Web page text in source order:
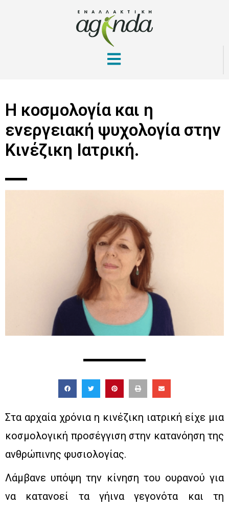
Η κοσμολογία και η
ενεργειακή ψυχολογία στην
Κινέζικη Ιατρική.
Στα αρχαία χρόνια η κινέζικη ιατρική είχε μια
κοσμολογική προσέγγιση στην κατανόηση της
ανθρώπινης φυσιολογίας.
Λάμβανε υπόψη την κίνηση του ουρανού για
να κατανοεί τα γήινα γεγονότα και τη